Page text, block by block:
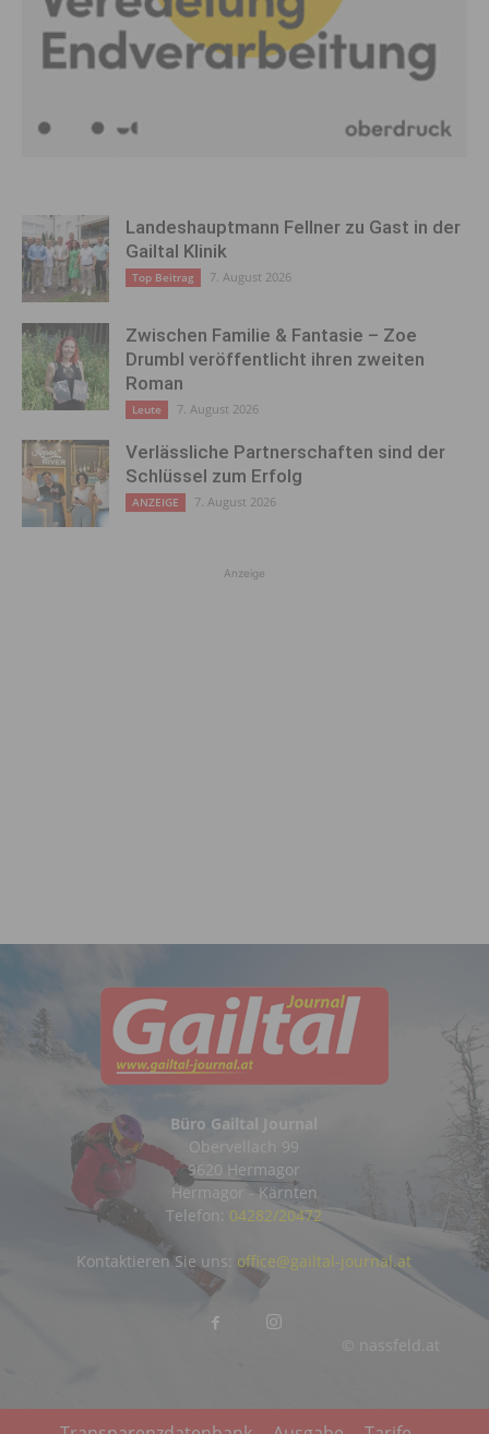
Landeshauptmann Fellner zu Gast in der
Gailtal Klinik
Top Beitrag 7. August 2026
Zwischen Familie & Fantasie – Zoe
Drumbl veröffentlicht ihren zweiten
Roman
Leute 7. August 2026
Verlässliche Partnerschaften sind der
Schlüssel zum Erfolg
ANZEIGE 7. August 2026
Anzeige
Büro Gailtal Journal
Obervellach 99
9620 Hermagor
Hermagor - Kärnten
Telefon: 04282/20472
© nassfeld.at
Kontaktieren Sie uns: office@gailtal-journal.at